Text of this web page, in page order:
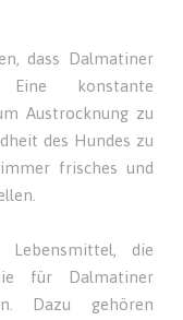
dass Dalmatiner
Eine konstante
Austrocknung zu
des Hundes zu
frisches und
die
für Dalmatiner
Dazu gehören